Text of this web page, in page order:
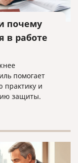
почему
в работе
помогает
практику и
защиты.